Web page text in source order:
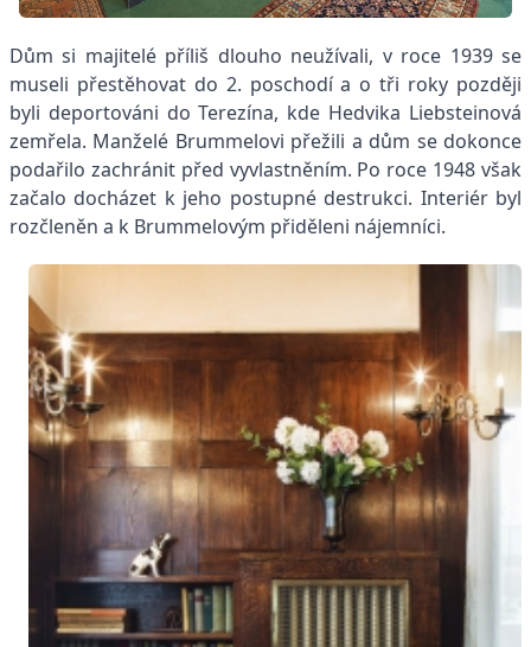
Dům si majitelé příliš dlouho neužívali, v roce 1939 se
museli přestěhovat do 2. poschodí a o tři roky později
byli deportováni do Terezína, kde Hedvika Liebsteinová
zemřela. Manželé Brummelovi přežili a dům se dokonce
podařilo zachránit před vyvlastněním. Po roce 1948 však
začalo docházet k jeho postupné destrukci. Interiér byl
rozčleněn a k Brummelovým přiděleni nájemníci.